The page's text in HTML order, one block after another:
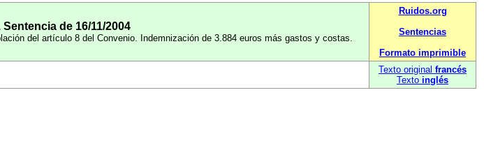
de 16/11/2004
del artículo 8 del Convenio. Indemnización de 3.884 euros más gastos y costas.
Ruidos.org
Sentencias
Formato imprimible
Texto original francés
Texto inglés